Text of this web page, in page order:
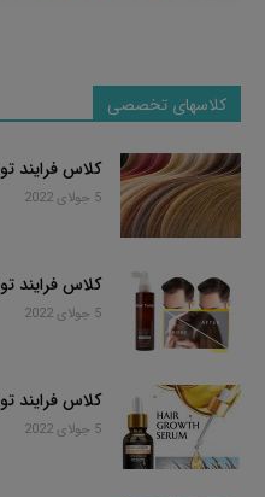
کلاسهای تخصصی
کلاس فرایند
5 جولای 2022
کلاس فرایند
5 جولای 2022
کلاس فرایند
5 جولای 2022